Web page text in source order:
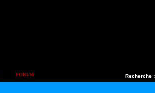
Recherche :
FORUM